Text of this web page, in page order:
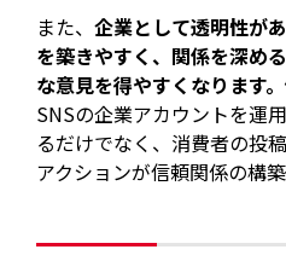
また、企業として透明性が
を築きやすく、関係を深め
な意見を得やすくなります。
SNSの企業アカウントを運
るだけでなく、消費者の投
アクションが信頼関係の構築